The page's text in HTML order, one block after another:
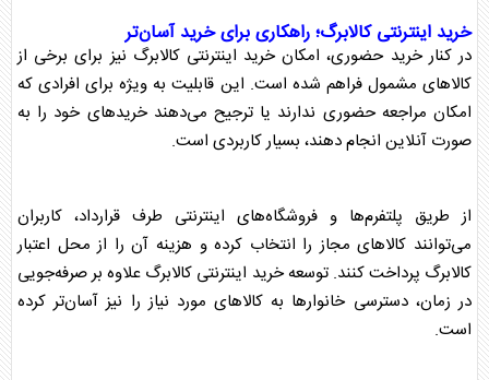
خرید اینترنتیکالابرگ؛ راهکاری برای خرید آسان‌تر
در کنار خرید حضوری، امکان خرید اینترنتیکالابرگ نیز برای برخی از
کالاهای مشمول فراهم شده است. این قابلیت به ویژه برای افرادی که
امکان مراجعه حضوری ندارند یا ترجیح می‌دهند خریدهای خود را به
صورت آنلاین انجام دهند، بسیار کاربردی است.
از طریق پلتفرم‌ها و فروشگاه‌های اینترنتی طرف قرارداد، کاربران
می‌توانند کالاهای مجاز را انتخاب کرده و هزینه آن را از محل اعتبار
کالابرگ پرداخت کنند. توسعه خرید اینترنتی کالابرگ علاوه بر صرفه‌جویی
در زمان، دسترسی خانوارها به کالاهای مورد نیاز را نیز آسان‌تر کرده
است.